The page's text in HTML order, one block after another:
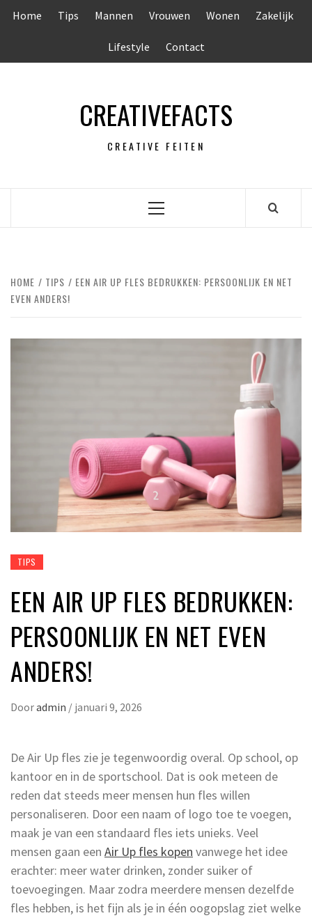
Home Tips Mannen Vrouwen Wonen Zakelijk
Lifestyle Contact
CREATIVEFACTS
CREATIVE FEITEN
Primair
HOME TIPS
EEN AIR UP FLES BEDRUKKEN: PERSOONLIJK EN NET
EVEN ANDERS!
TIPS
EEN AIR UP FLES BEDRUKKEN:
PERSOONLIJK EN NET EVEN
ANDERS!
Dooradmin / januari 9, 2026
De Air Up fles zie je tegenwoordig overal. Op school, op
kantoor en in de sportschool. Dat is ook meteen de
reden dat steeds meer mensen hun fles willen
personaliseren. Door een naam of logo toe te voegen,
maak je van een standaard fles iets unieks. Veel
mensen gaan een Air Up fles kopen vanwege het idee
erachter: meer water drinken, zonder suiker of
toevoegingen. Maar zodra meerdere mensen dezelfde
fles hebben, is het fijn als je in één oogopslag ziet welke